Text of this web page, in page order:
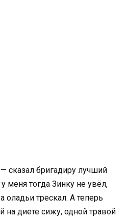
сказал бригадиру лучший
меня тогда Зинку не увёл,
оладьи трескал. А теперь
на диете сижу, одной травой